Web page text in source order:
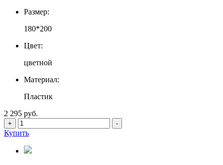
Размер:
180*200
Цвет:
цветной
Материал:
Пластик
2 295 руб.
+ -
Купить